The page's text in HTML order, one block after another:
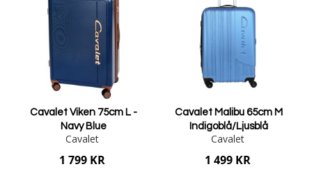
Cavalet Viken 75cm L -
Navy Blue
Cavalet
1 799 KR
Cavalet Malibu 65cm M
Indigoblå/Ljusblå
Cavalet
1 499 KR